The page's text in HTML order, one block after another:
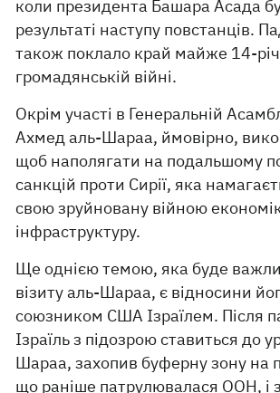
коли президента Башара Асада
результаті наступу повстанців.
також поклало край майже 14-
громадянській війні.
Окрім участі в Генеральній
Ахмед аль-Шараа, ймовірно,
щоб наполягати на подальшому
санкцій проти Сирії, яка
свою зруйновану війною
інфраструктуру.
Ще однією темою, яка буде
візиту аль-Шараа, є відносини
союзником США Ізраїлем. Після
Ізраїль з підозрою ставиться до
Шараа, захопив буферну зону на
що раніше патрулювалася ООН, і